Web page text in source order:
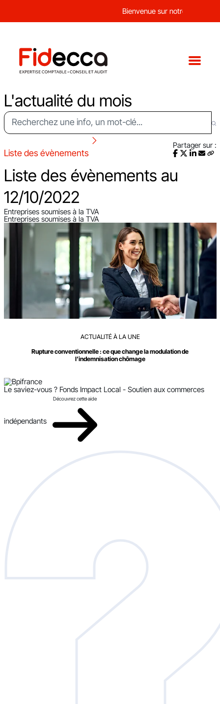
Bienvenue sur notre nouveau
L'actualité du mois
Liste des évènements
Partager sur :
Liste des évènements au
12/10/2022
Entreprises soumises à la TVA
Entreprises soumises à la TVA
ACTUALITÉ À LA UNE
Rupture conventionnelle : ce que change la modulation de
l’indemnisation chômage
Le saviez-vous ? Fonds Impact Local - Soutien aux commerces
indépendants
Découvrez cette aide